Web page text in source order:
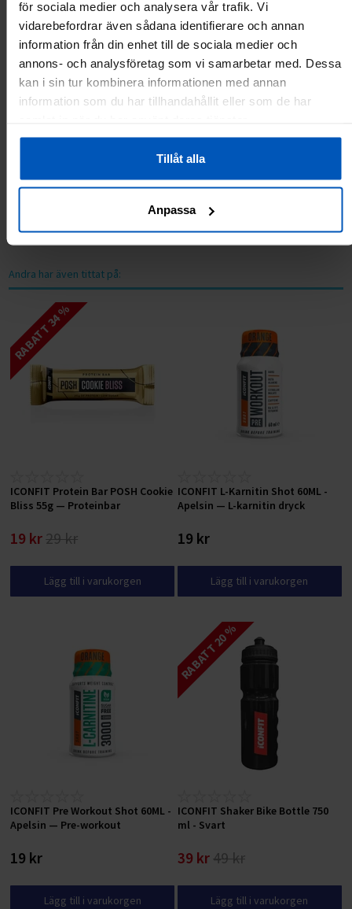
för sociala medier och analysera vår trafik. Vi
vidarebefordrar även sådana identifierare och annan
information från din enhet till de sociala medier och
annons- och analysföretag som vi samarbetar med. Dessa
kan i sin tur kombinera informationen med annan
information som du har tillhandahållit eller som de har
Tillåt alla
Anpassa
Salt
0,08 g 0,2 g
Produktrecensioner
Andra har även tittat på:
RABATT 34 %
ICONFIT Protein Bar POSH Cookie
Bliss 55g — Proteinbar
19 kr 29 kr
Lägg till i varukorgen
ICONFIT L-Karnitin Shot 60ML -
Apelsin — L-karnitin dryck
19 kr
Lägg till i varukorgen
ICONFIT Pre Workout Shot 60ML -
Apelsin — Pre-workout
19 kr
Lägg till i varukorgen
RABATT 20 %
ICONFIT Shaker Bike Bottle 750
ml - Svart
39 kr49 kr
Lägg till i varukorgen